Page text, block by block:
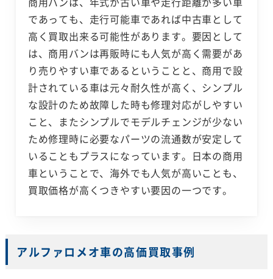
であっても、走行可能車であれば中古車として
高く買取出来る可能性があります。要因として
は、商用バンは再販時にも人気が高く需要があ
り売りやすい車であるということと、商用で設
計されている車は元々耐久性が高く、シンプル
な設計のため故障した時も修理対応がしやすい
こと、またシンプルでモデルチェンジが少ない
ため修理時に必要なパーツの流通数が安定して
いることもプラスになっています。日本の商用
車ということで、海外でも人気が高いことも、
買取価格が高くつきやすい要因の一つです。
アルファロメオ車の高価買取事例